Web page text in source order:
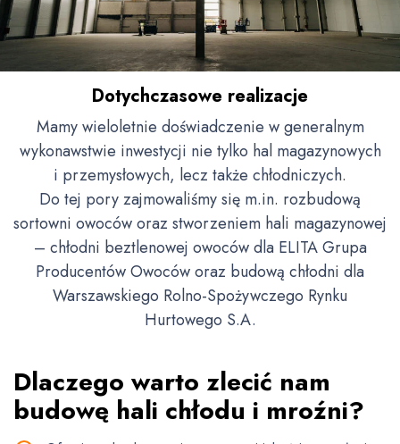
Dotychczasowe realizacje
Mamy wieloletnie doświadczenie w generalnym
wykonawstwie inwestycji nie tylko hal magazynowych
i przemysłowych, lecz także chłodniczych.
Do tej pory zajmowaliśmy się m.in. rozbudową
sortowni owoców oraz stworzeniem hali magazynowej
– chłodni beztlenowej owoców dla ELITA Grupa
Producentów Owoców oraz budową chłodni dla
Warszawskiego Rolno-Spożywczego Rynku
Hurtowego S.A.
Dlaczego warto zlecić nam
budowę hali chłodu i mroźni?